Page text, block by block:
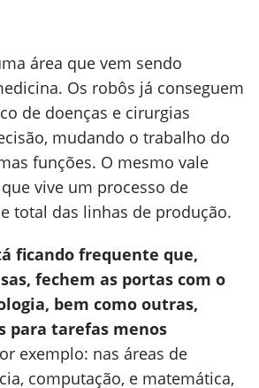
área que vem sendo
Os robôs já conseguem
de doenças e cirurgias
mudando o trabalho do
funções. O mesmo vale
vive um processo de
total das linhas de produção.
ficando frequente que,
fechem as portas com o
bem como outras,
para tarefas menos
exemplo: nas áreas de
computação, e matemática,